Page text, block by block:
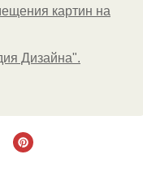
картин на
Дизайна".